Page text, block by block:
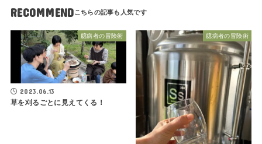
RECOMMEND
臆病者の冒険術
2023.06.13
草を刈るごとに見えてくる！
臆病者の冒険術